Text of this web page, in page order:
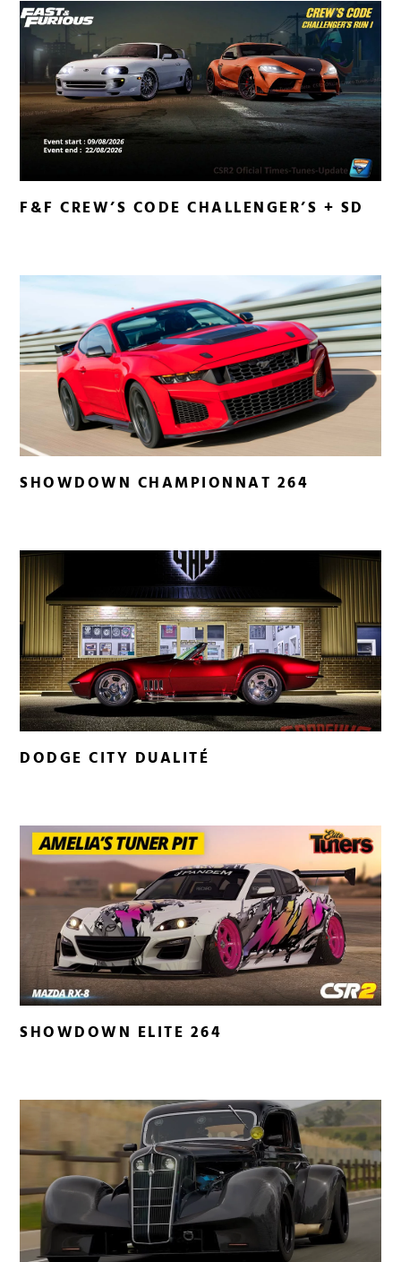
F&F CREW’S CODE CHALLENGER’S + SD
SHOWDOWN CHAMPIONNAT 264
DODGE CITY DUALITÉ
SHOWDOWN ELITE 264